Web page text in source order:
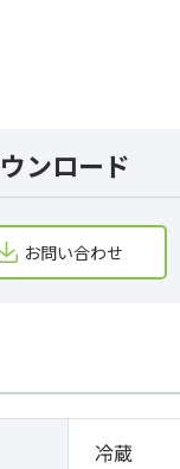
ンロード
お問い合わせ
冷蔵